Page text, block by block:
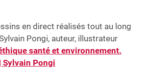
en direct réalisés tout au long
Pongi, auteur, illustrateur
santé et environnement.
Sylvain Pongi